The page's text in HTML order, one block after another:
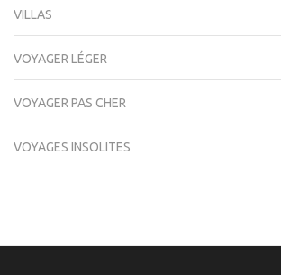
VILLAS
VOYAGER LÉGER
VOYAGER PAS CHER
VOYAGES INSOLITES